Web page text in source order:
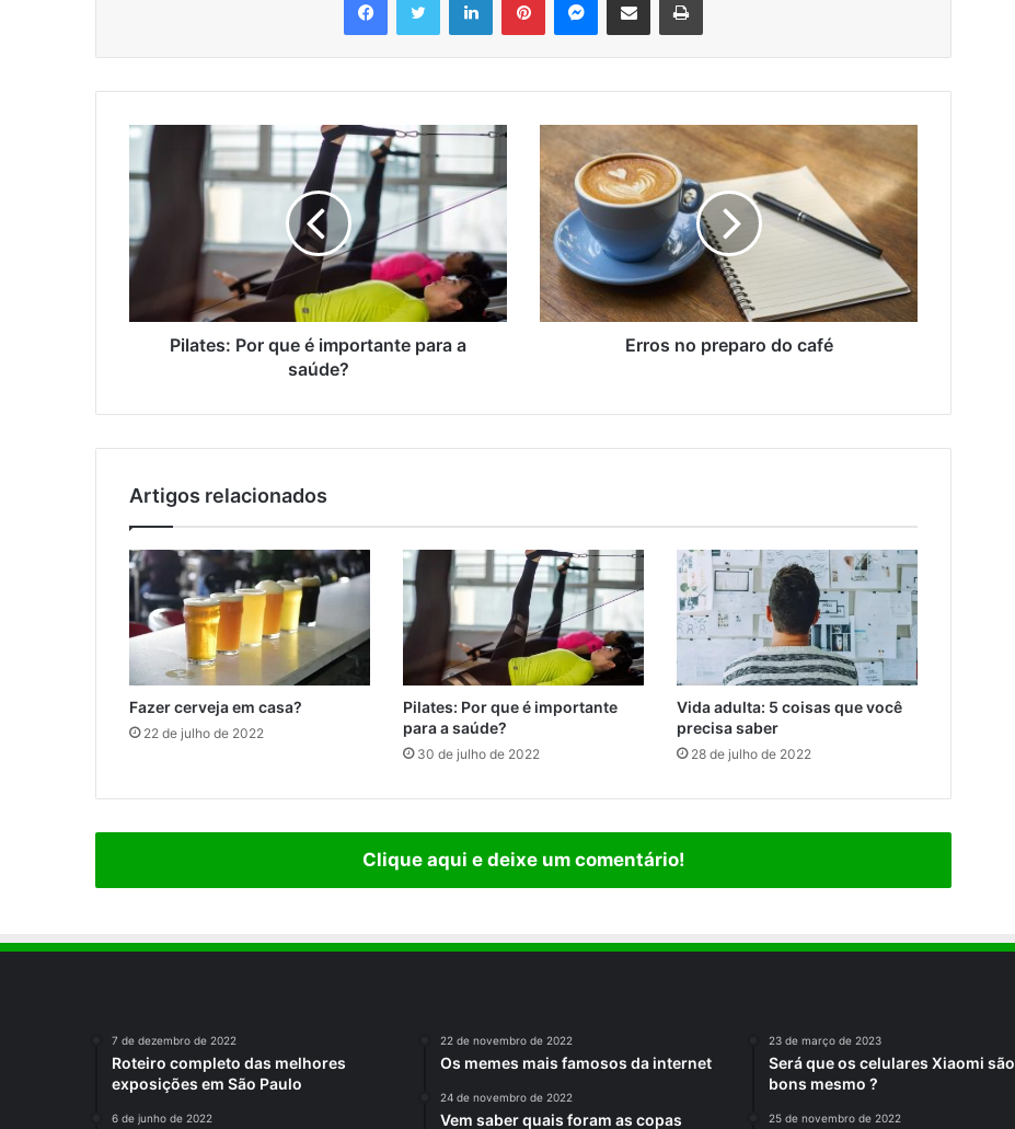
Pilates: Por que é importante para a
saúde?
Erros no preparo do café
Artigos relacionados
Fazer cerveja em casa?
22 de julho de 2022
Pilates: Por que é importante
para a saúde?
30 de julho de 2022
Vida adulta: 5 coisas que você
precisa saber
28 de julho de 2022
Clique aqui e deixe um comentário!
7 de dezembro de 2022
Roteiro completo das melhores
exposições em São Paulo
6 de junho de 2022
22 de novembro de 2022
Os memes mais famosos da internet
24 de novembro de 2022
Vem saber quais foram as copas
23 de março de 2023
Será que os celulares Xiaomi são
bons mesmo ?
25 de novembro de 2022